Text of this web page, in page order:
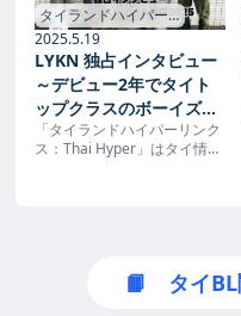
タイランドハイパー
リンクス →
2025.5.19
LYKN 独占インタビュー
～デビュー2年でタイト
ップクラスのボーイズグ
ループに！世界が舞台の
ツアー後半も決定 | タイ
「タイランドハイパーリンク
ス：Thai Hyper」はタイ情報
📙 タイ